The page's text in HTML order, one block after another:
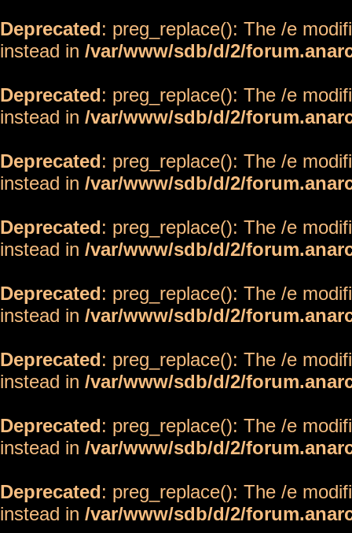
Deprecated: preg_replace(): The /e
instead in /var/www/sdb/d/2/
Deprecated: preg_replace(): The /e
instead in /var/www/sdb/d/2/
Deprecated: preg_replace(): The /e
instead in /var/www/sdb/d/2/
Deprecated: preg_replace(): The /e
instead in /var/www/sdb/d/2/
Deprecated: preg_replace(): The /e
instead in /var/www/sdb/d/2/
Deprecated: preg_replace(): The /e
instead in /var/www/sdb/d/2/
Deprecated: preg_replace(): The /e
instead in /var/www/sdb/d/2/
Deprecated: preg_replace(): The /e
instead in /var/www/sdb/d/2/